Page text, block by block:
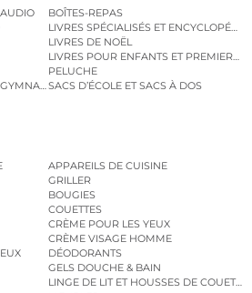
BOÎTES-REPAS
LIVRES SPÉCIALISÉS ET
LIVRES DE NOËL
LIVRES POUR ENFANTS ET PREMIERS
PELUCHE
SACS D’ÉCOLE ET SACS À DOS
APPAREILS DE CUISINE
GRILLER
BOUGIES
COUETTES
CRÈME POUR LES YEUX
CRÈME VISAGE HOMME
DÉODORANTS
GELS DOUCHE & BAIN
LINGE DE LIT ET HOUSSES DE COUETTE